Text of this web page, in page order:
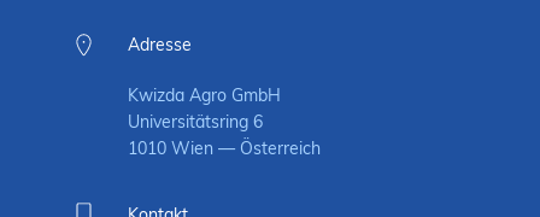
Adresse
Kwizda Agro GmbH
Universitätsring 6
1010 Wien — Österreich